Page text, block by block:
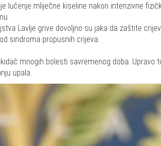
lučenje mliječne kiseline nakon intenzivne
Lavlje grive dovoljno su jaka da zaštite
sindroma propusnih crijeva.
mnogih bolesti savremenog doba. Upravo
upala.